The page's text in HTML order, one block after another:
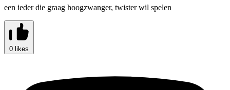
een ieder die graag hoogzwanger, twister wil spelen
0 likes